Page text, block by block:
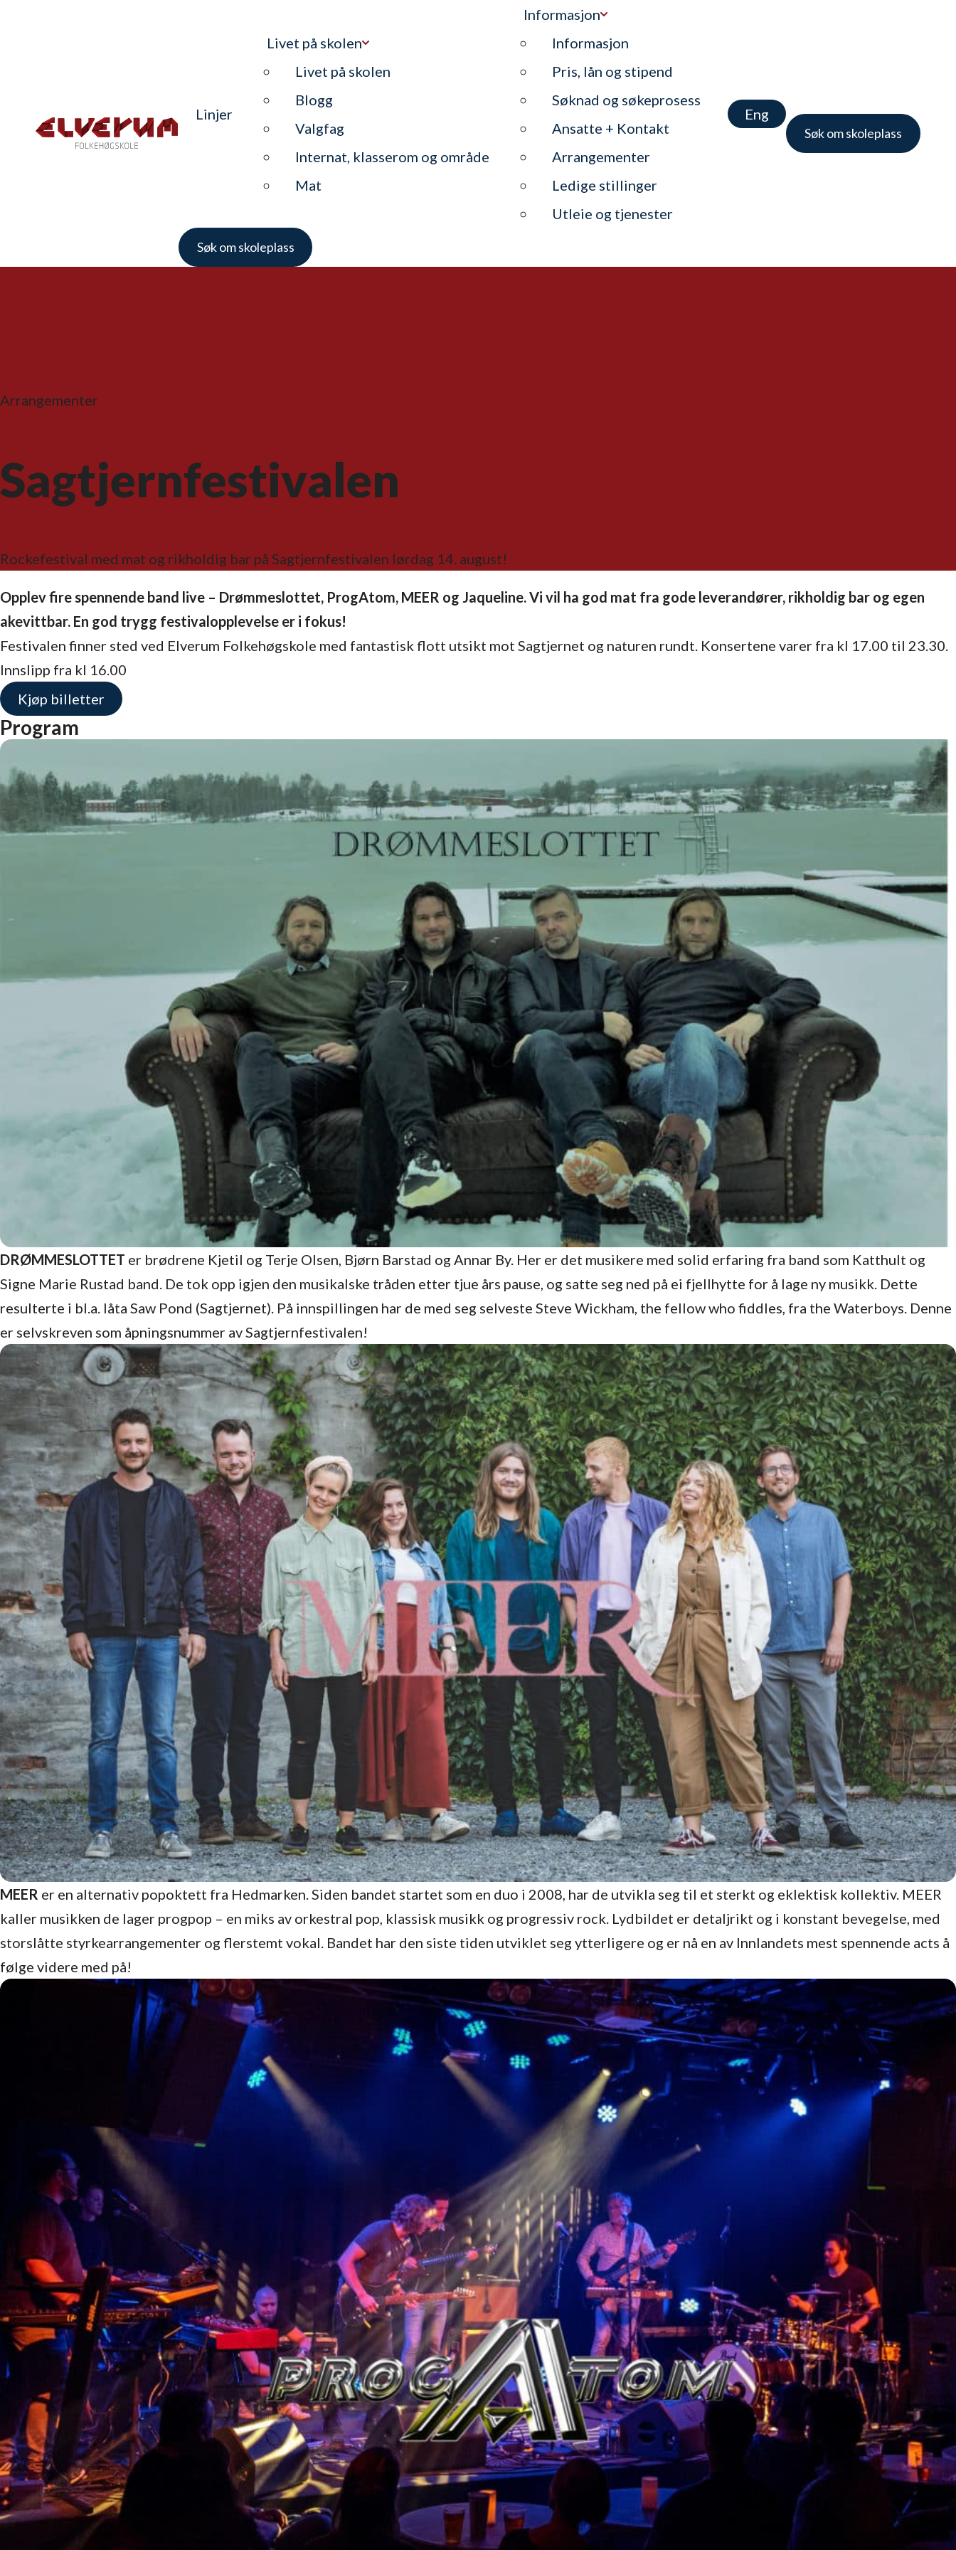
Linjer
Livet på skolen
Livet på skolen
Blogg
Valgfag
Internat, klasserom og område
Mat
Informasjon
Informasjon
Pris, lån og stipend
Søknad og søkeprosess
Ansatte + Kontakt
Arrangementer
Ledige stillinger
Utleie og tjenester
Eng
Søk om skoleplass
Søk om skoleplass
Arrangementer
Sagtjernfestivalen
Rockefestival med mat og rikholdig bar på Sagtjernfestivalen lørdag 14. august!
Opplev fire spennende band live – Drømmeslottet, ProgAtom, MEER og Jaqueline. Vi vil ha god mat fra gode leverandører, rikholdig bar og egen
akevittbar. En god trygg festivalopplevelse er i fokus!
Festivalen finner sted ved Elverum Folkehøgskole med fantastisk flott utsikt mot Sagtjernet og naturen rundt. Konsertene varer fra kl 17.00 til 23.30.
Innslipp fra kl 16.00
Kjøp billetter
Program
DRØMMESLOTTET er brødrene Kjetil og Terje Olsen, Bjørn Barstad og Annar By. Her er det musikere med solid erfaring fra band som Katthult og
Signe Marie Rustad band. De tok opp igjen den musikalske tråden etter tjue års pause, og satte seg ned på ei fjellhytte for å lage ny musikk. Dette
resulterte i bl.a. låta Saw Pond (Sagtjernet). På innspillingen har de med seg selveste Steve Wickham, the fellow who fiddles, fra the Waterboys. Denne
er selvskreven som åpningsnummer av Sagtjernfestivalen!
MEER er en alternativ popoktett fra Hedmarken. Siden bandet startet som en duo i 2008, har de utvikla seg til et sterkt og eklektisk kollektiv. MEER
kaller musikken de lager progpop – en miks av orkestral pop, klassisk musikk og progressiv rock. Lydbildet er detaljrikt og i konstant bevegelse, med
storslåtte styrkearrangementer og flerstemt vokal. Bandet har den siste tiden utviklet seg ytterligere og er nå en av Innlandets mest spennende acts å
følge videre med på!